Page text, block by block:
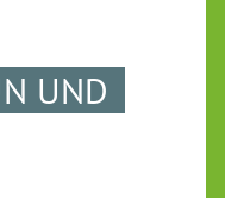
UND